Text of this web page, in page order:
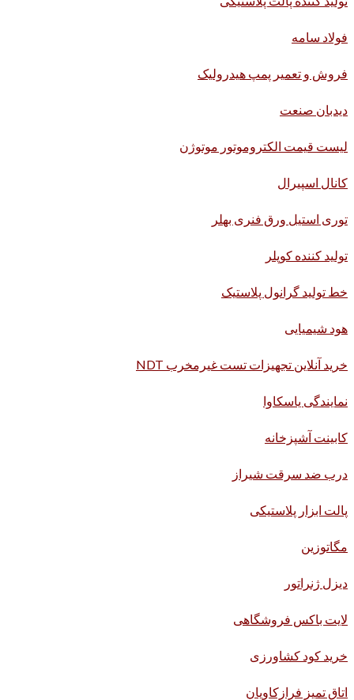
فولاد سامه
فروش و تعمیر پمپ هیدرولیک
دیدبان صنعت
لیست قیمت الکتروموتور موتوژن
کانال اسپیرال
توری استیل ورق فنری بهلر
تولید کننده کوپلر
خط تولید گرانول پلاستیک
هود شیمیایی
خرید آنلاین تجهیزات تست غیرمخرب NDT
نمایندگی یاسکاوا
کابینت آشپزخانه
درب ضد سرقت شیراز
پالت ابزار پلاستیکی
مگاتوزین
دیزل ژنراتور
لایت باکس فروشگاهی
خرید کود کشاورزی
اتاق تمیز فرازکاویان